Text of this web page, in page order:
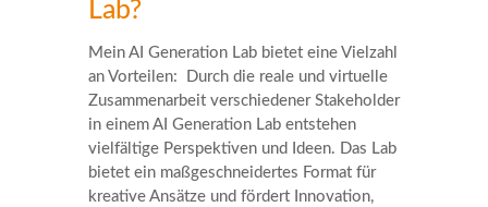
Lab?
Mein AI Generation Lab bietet eine Vielzahl
an Vorteilen: Durch die reale und virtuelle
Zusammenarbeit verschiedener Stakeholder
in einem AI Generation Lab entstehen
vielfältige Perspektiven und Ideen. Das Lab
bietet ein maßgeschneidertes Format für
kreative Ansätze und fördert Innovation,